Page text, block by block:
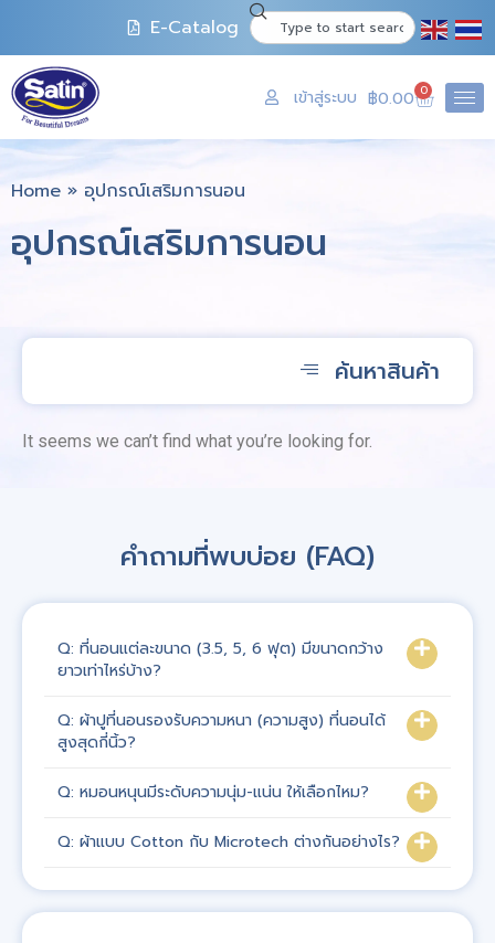
E-Catalog
เข้าสู่ระบบ ฿0.00 0
Home » อุปกรณ์เสริมการนอน
อุปกรณ์เสริมการนอน
ค้นหาสินค้า
It seems we can’t find what you’re looking for.
คำถามที่พบบ่อย (FAQ)
Q: ที่นอนแต่ละขนาด (3.5, 5, 6 ฟุต) มีขนาดกว้าง
ยาวเท่าไหร่บ้าง?
Q: ผ้าปูที่นอนรองรับความหนา (ความสูง) ที่นอนได้
สูงสุดกี่นิ้ว?
Q: หมอนหนุนมีระดับความนุ่ม-แน่น ให้เลือกไหม?
Q: ผ้าแบบ Cotton กับ Microtech ต่างกันอย่างไร?